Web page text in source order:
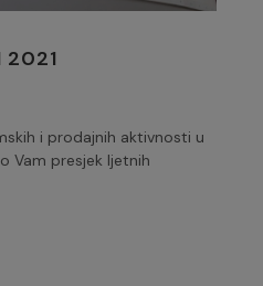
2021
i prodajnih aktivnosti u
Vam presjek ljetnih